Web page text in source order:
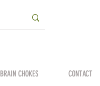
BRAIN CHOKES CONTACT